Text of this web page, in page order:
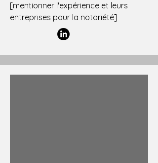
[mentionner l'expérience et leurs
entreprises pour la notoriété]